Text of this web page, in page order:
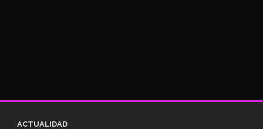
ACTUALIDAD